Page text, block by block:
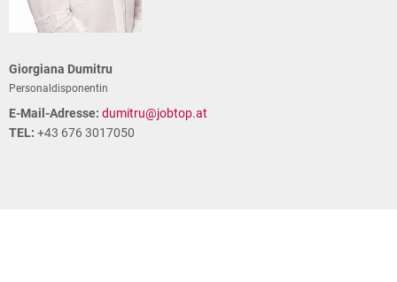
Giorgiana Dumitru
Personaldisponentin
E-Mail-Adresse: dumitru@jobtop.at
TEL: +43 676 3017050